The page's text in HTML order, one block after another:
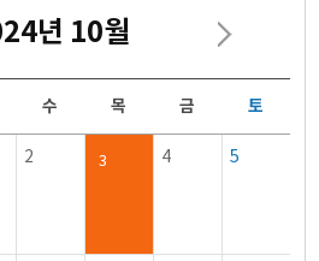
년 10월
수 목 금 토
2 3 4 5